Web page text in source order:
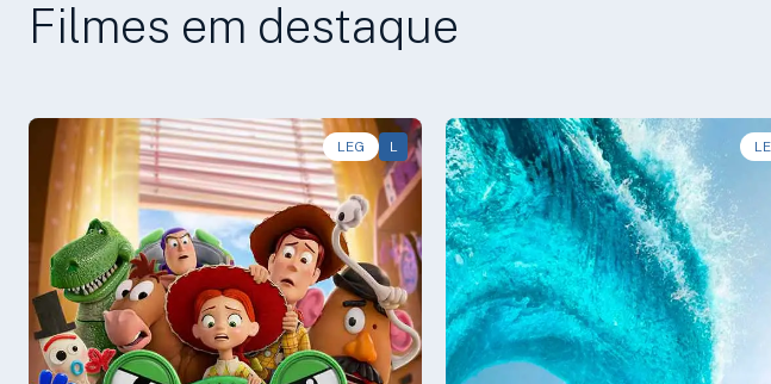
Filmes em destaque
LEG L